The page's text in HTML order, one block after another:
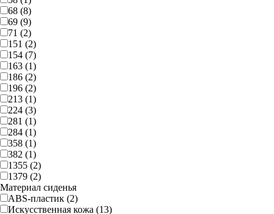
68 (8)
69 (9)
71 (2)
151 (2)
154 (7)
163 (1)
186 (2)
196 (2)
213 (1)
224 (3)
281 (1)
284 (1)
358 (1)
382 (1)
1355 (2)
1379 (2)
Материал сиденья
ABS-пластик (2)
Искусственная кожа (13)